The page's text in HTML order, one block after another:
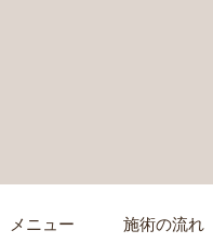
メニュー 施術の流れ